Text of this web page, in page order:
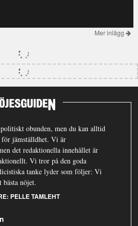
Mer inlägg
obunden, men du kan alltid
jämställdhet. Vi är
det redaktionella innehållet är
Vi tror på den goda
tanke lyder som följer: Vi
nöjet.
PELLE TAMLEHT